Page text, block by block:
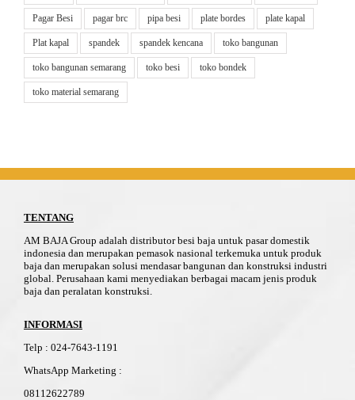
Pagar Besi pagar brc pipa besi plate bordes plate kapal
Plat kapal spandek spandek kencana toko bangunan
toko bangunan semarang toko besi toko bondek
toko material semarang
TENTANG
AM BAJA Group adalah distributor besi baja untuk pasar domestik
indonesia dan merupakan pemasok nasional terkemuka untuk produk
baja dan merupakan solusi mendasar bangunan dan konstruksi industri
global. Perusahaan kami menyediakan berbagai macam jenis produk
baja dan peralatan konstruksi.
INFORMASI
Telp : 024-7643-11 91
WhatsApp Marketing :
08112622789